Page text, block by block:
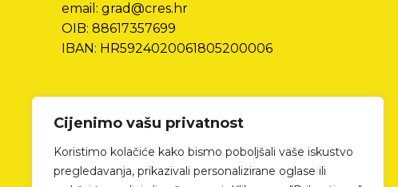
Cijenimo vašu privatnost
Koristimo kolačiće kako bismo poboljšali vaše iskustvo
pregledavanja, prikazivali personalizirane oglase ili
email: grad@cres.hr
OIB: 88617357699
IBAN: HR5924020061805200006